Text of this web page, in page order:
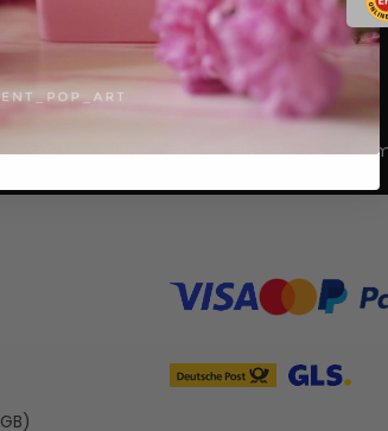
hiermit meine Einwilligung zur Erstellung
Nutzerprofils.
sowie (falls angegeben) Vorname,